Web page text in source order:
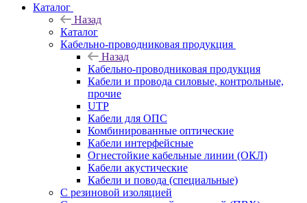
Каталог
Назад
Каталог
Кабельно-проводниковая продукция
Назад
Кабельно-проводниковая продукция
Кабели и провода силовые, контрольные,
прочие
UTP
Кабели для ОПС
Комбинированные оптические
Кабели интерфейсные
Огнестойкие кабельные линии (ОКЛ)
Кабели акустические
Кабели и повода (специальные)
С резиновой изоляцией